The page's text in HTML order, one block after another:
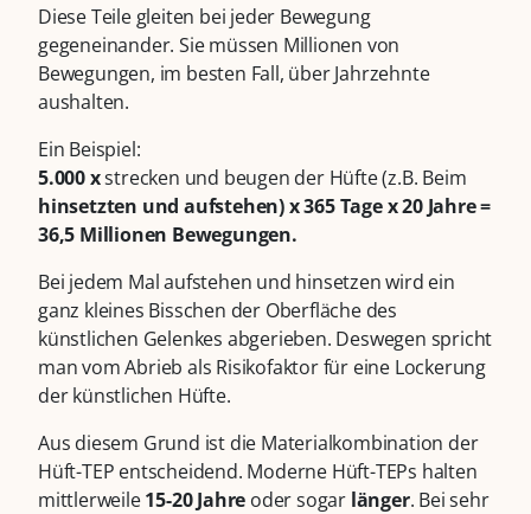
Diese Teile gleiten bei jeder Bewegung
gegeneinander. Sie müssen Millionen von
Bewegungen, im besten Fall, über Jahrzehnte
aushalten.
Ein Beispiel:
5.000 xstrecken und beugen der Hüfte (z.B. Beim
hinsetzten und aufstehen) x 365 Tage x 20 Jahre =
36,5 Millionen Bewegungen.
Bei jedem Mal aufstehen und hinsetzen wird ein
ganz kleines Bisschen der Oberfläche des
künstlichen Gelenkes abgerieben. Deswegen spricht
man vom Abrieb als Risikofaktor für eine Lockerung
der künstlichen Hüfte.
Aus diesem Grund ist die Materialkombination der
Hüft-TEP entscheidend. Moderne Hüft-TEPs halten
mittlerweile15-20 Jahre oder sogar länger. Bei sehr